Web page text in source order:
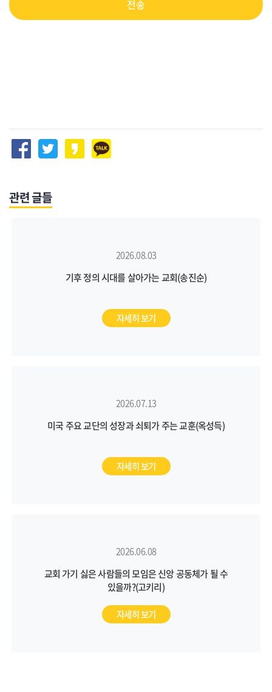
관련 글들
2026.08.03
기후 정의 시대를 살아가는 교회(송진순)
자세히 보기
2026.07.13
미국 주요 교단의 성장과 쇠퇴가 주는 교훈(옥성득)
자세히 보기
2026.06.08
교회 가기 싫은 사람들의 모임은 신앙 공동체가 될 수
있을까?(고키리)
자세히 보기